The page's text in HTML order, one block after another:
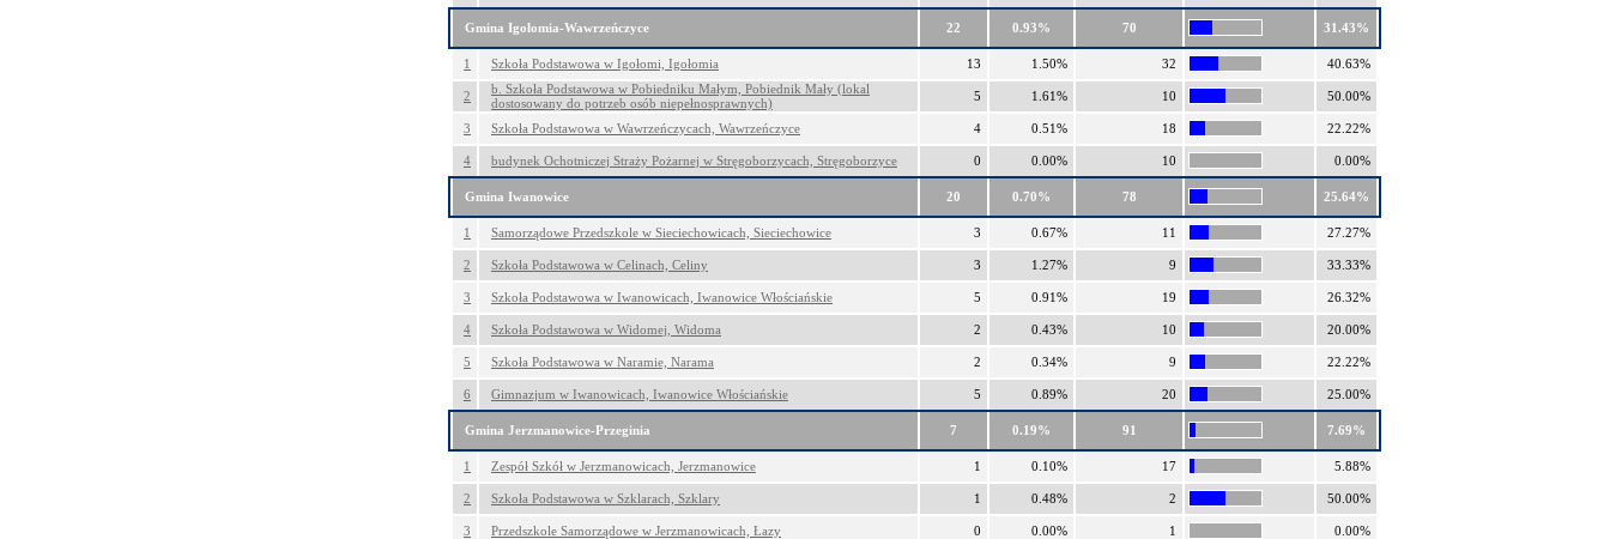
Gmina Igołomia-Wawrzeńczyce 22 0.93% 70 31.43%
1 Szkoła Podstawowa w Igołomi, Igołomia 13 1.50% 32 40.63%
2
b. Szkoła Podstawowa w Pobiedniku Małym, Pobiednik Mały (lokal
dostosowany do potrzeb osób niepełnosprawnych)
5 1.61% 10 50.00%
3 Szkoła Podstawowa w Wawrzeńczycach, Wawrzeńczyce 4 0.51% 18 22.22%
4 budynek Ochotniczej Straży Pożarnej w Stręgoborzycach, Stręgoborzyce 0 0.00% 10 0.00%
Gmina Iwanowice 20 0.70% 78 25.64%
1 Samorządowe Przedszkole w Sieciechowicach, Sieciechowice 3 0.67% 11 27.27%
2 Szkoła Podstawowa w Celinach, Celiny 3 1.27% 9 33.33%
3 Szkoła Podstawowa w Iwanowicach, Iwanowice Włościańskie 5 0.91% 19 26.32%
4 Szkoła Podstawowa w Widomej, Widoma 2 0.43% 10 20.00%
5 Szkoła Podstawowa w Naramie, Narama 2 0.34% 9 22.22%
6 Gimnazjum w Iwanowicach, Iwanowice Włościańskie 5 0.89% 20 25.00%
Gmina Jerzmanowice-Przeginia 7 0.19% 91 7.69%
1 Zespół Szkół w Jerzmanowicach, Jerzmanowice 1 0.10% 17 5.88%
2 Szkoła Podstawowa w Szklarach, Szklary 1 0.48% 2 50.00%
3 Przedszkole Samorządowe w Jerzmanowicach, Łazy 0 0.00% 1 0.00%